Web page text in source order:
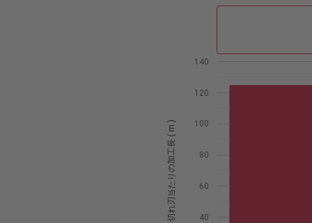
40
60
80
100
120
140
切
れ
刃
当
た
り
の
加
工
長
(
m
)